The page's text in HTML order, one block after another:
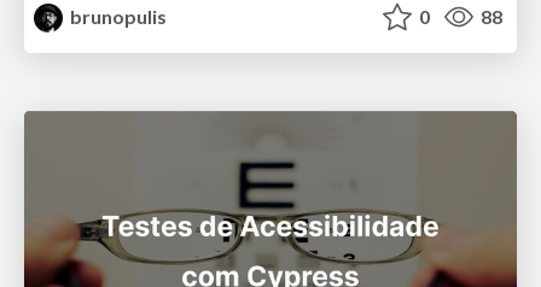
brunopulis
0 88